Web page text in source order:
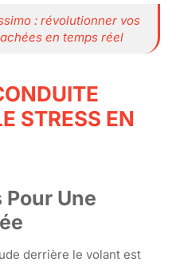
: révolutionner vos
en temps réel
STRESS EN
Une
derrière le volant est